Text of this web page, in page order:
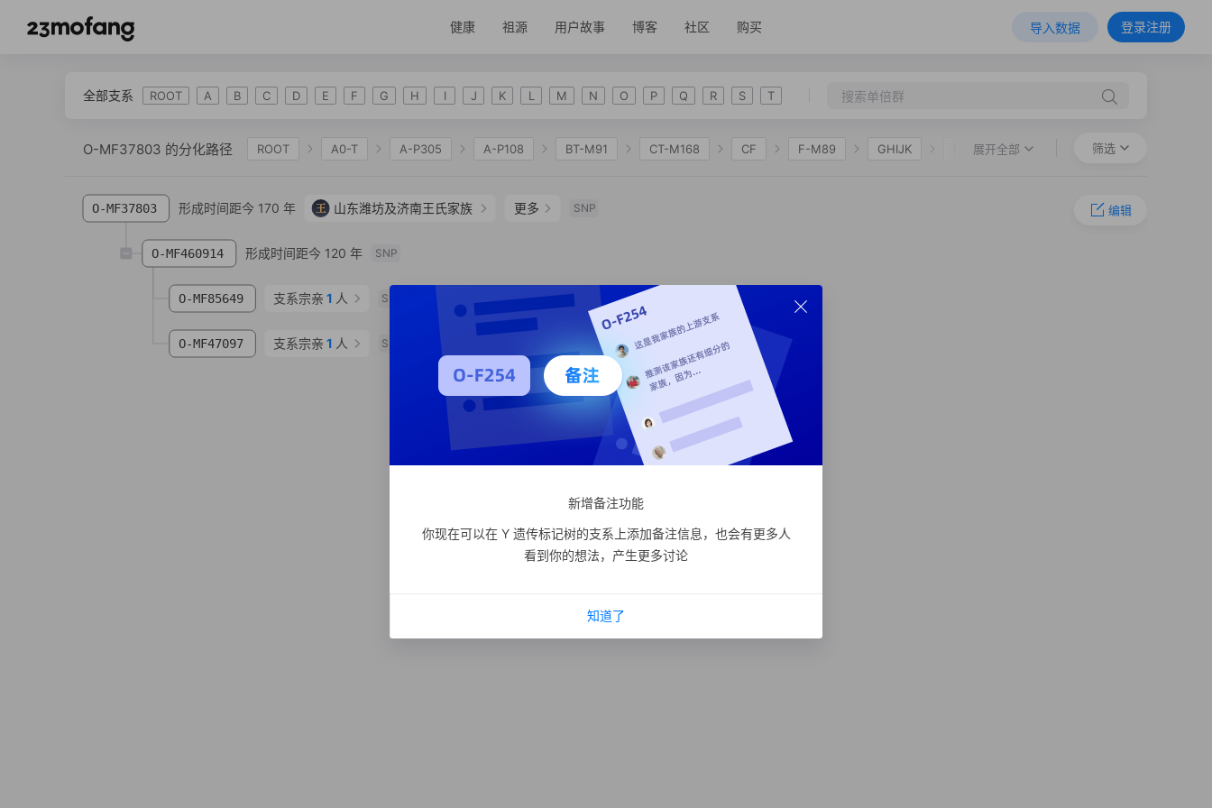
健康 祖源 用户故事 博客 社区 购买 导入数据 登录注册
全部支系 ROOT A B C D E F G H I J K L M N O P Q R S T
O-MF37803 的分化路径 ROOT A0-T A-P305 A-P108 BT-M91 CT-M168 CF F-M89 GHIJK HIJK
O-IMS-JST002611 O-F18 O-FGC12511 O-F117 O-MF749473
O-CTS12877 O-F2527 O-Z25167 O-F774
展开全部 筛选
O-MF37803 形成时间距今 170 年 王 山东潍坊及济南王氏家族 更多 SNP
O-MF460914 形成时间距今 120 年 SNP
O-MF85649 支系宗亲 1 人 SNP
O-MF47097 支系宗亲 1 人 SNP
编辑
新增备注功能
你现在可以在 Y 遗传标记树的支系上添加备注信息，也会有更多人
看到你的想法，产生更多讨论
知道了